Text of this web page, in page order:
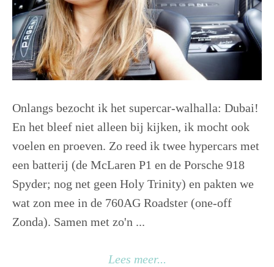
Onlangs bezocht ik het supercar-walhalla: Dubai!
En het bleef niet alleen bij kijken, ik mocht ook
voelen en proeven. Zo reed ik twee hypercars met
een batterij (de McLaren P1 en de Porsche 918
Spyder; nog net geen Holy Trinity) en pakten we
wat zon mee in de 760AG Roadster (one-off
Zonda). Samen met zo'n ...
Lees meer...